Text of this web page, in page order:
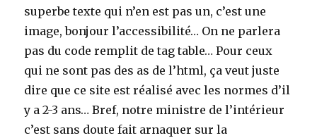
superbe texte qui n’en est pas un, c’est une
image, bonjour l’accessibilité… On ne parlera
pas du code remplit de tag table… Pour ceux
qui ne sont pas des as de l’html, ça veut juste
dire que ce site est réalisé avec les normes d’il
y a 2-3 ans… Bref, notre ministre de l’intérieur
c’est sans doute fait arnaquer sur la